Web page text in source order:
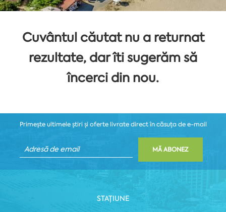
Cuvântul căutat nu a returnat
rezultate, dar îti sugerăm să
încerci din nou.
Primește ultimele știri și oferte livrate direct în căsuța de e-mail
MĂ ABONEZ
STAȚIUNE